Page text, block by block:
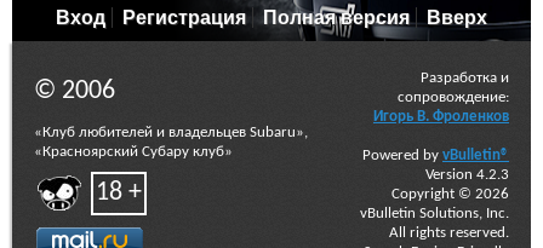
Вход Регистрация Полная версия Вверх
© 2006
«Клуб любителей и владельцев Subaru»,
«Красноярский Субару клуб»
18 +
Разработка и
сопровождение:
Игорь В. Фроленков
Powered by vBulletin®
Version 4.2.3
Copyright © 2026
vBulletin Solutions, Inc.
All rights reserved.